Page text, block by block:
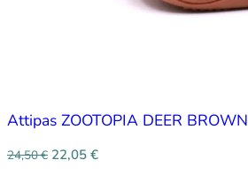
Attipas ZOOTOPIA DEER BROWN
24,50€ 22,05 €